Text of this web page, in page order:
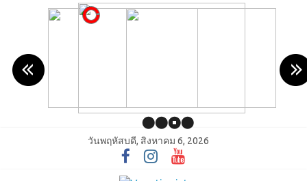
วันพฤหัสบดี, สิงหาคม 6, 2026